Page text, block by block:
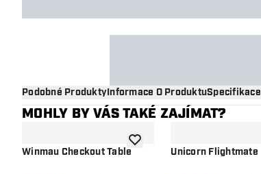
Podobné ProduktyInformace O ProduktuSpecifikace
MOHLY BY VÁS TAKÉ ZAJÍMAT?
Winmau Checkout TablePřidat do seznamu přání
Unicorn Flightmate